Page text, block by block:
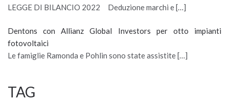
LEGGE DI BILANCIO 2022 Deduzione marchi e […]
Dentons con Allianz Global Investors per otto impianti
fotovoltaici
Le famiglie Ramonda e Pohlin sono state assistite […]
TAG